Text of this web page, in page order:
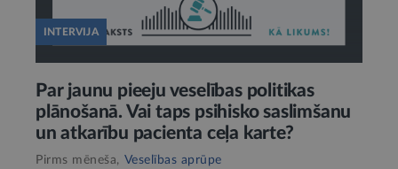
INTERVIJA
Par jaunu pieeju veselības politikas
plānošanā. Vai taps psihisko saslimšanu
un atkarību pacienta ceļa karte?
Pirms mēneša, Veselības aprūpe